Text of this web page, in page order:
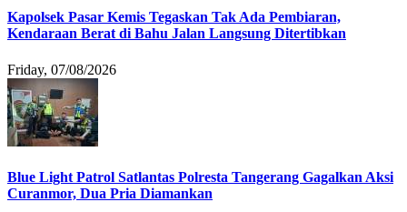
Kapolsek Pasar Kemis Tegaskan Tak Ada Pembiaran,
Kendaraan Berat di Bahu Jalan Langsung Ditertibkan
Friday, 07/08/2026
Blue Light Patrol Satlantas Polresta Tangerang Gagalkan Aksi
Curanmor, Dua Pria Diamankan